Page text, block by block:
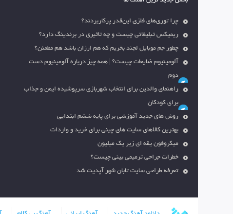
چرا توری‌های فلزی این‌قدر پرکاربردند؟
ریمیکس تبلیغاتی چیست و چه تاثیری در برندینگ دارد؟
چطور جم موبایل لجند بخریم که هم ارزان باشد هم مطمئن؟
آلومینیوم ضایعات چیست؟ | همه چیز درباره آلومینیوم دست
دوم
راهنمای والدین برای انتخاب شهربازی سرپوشیده ایمن و جذاب
برای کودکان
روش های جدید آموزشی برای پایه ششم ابتدایی
بهترین کالاهای سایت های چینی برای خرید و واردات
میکروفون یقه ای زیر یک میلیون
خطرات جراحی ترمیمی بینی چیست؟
تعرفه طراحی سایت تابان شهر آپدیت شد